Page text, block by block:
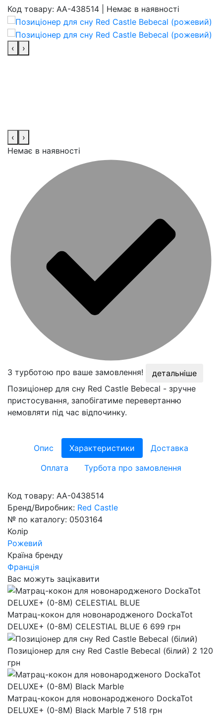
Код товару: AA-438514 Немає в наявності
‹ ›
‹
›
Немає в наявності
З турботою про ваше замовлення!
детальніше
Позиціонер для сну Red Castle Bebecal - зручне
пристосування, запобігатиме перевертанню
немовляти під час відпочинку.
Опис Характеристики
Доставка
Оплата
Турбота про замовлення
Код товару: AA-0438514
Бренд/Виробник: Red Castle
№ по каталогу: 0503164
Колір
Рожевий
Країна бренду
Франція
Вас можуть зацікавити
Матрац-кокон для новонародженого DockaTot
DELUXE+ (0-8M) CELESTIAL BLUE 6 699 грн
Позиціонер для сну Red Castle Bebecal (білий) 2 120
грн
Матрац-кокон для новонародженого DockaTot
DELUXE+ (0-8M) Black Marble 7 518 грн